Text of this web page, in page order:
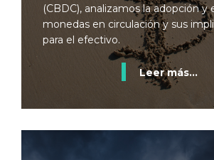
(CBDC), analizamos la adopción y
monedas en circulación y sus
para el efectivo.
Leer más...